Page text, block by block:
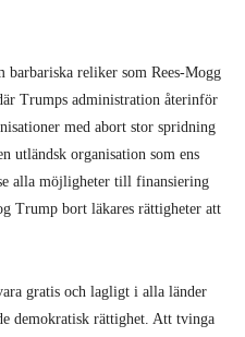
reliker som Rees-Mogg
Trumps administration återinför
med abort stor spridning
utländsk organisation som ens
alla möjligheter till finansiering
Trump bort läkares rättigheter att
gratis och lagligt i alla länder
demokratisk rättighet. Att tvinga